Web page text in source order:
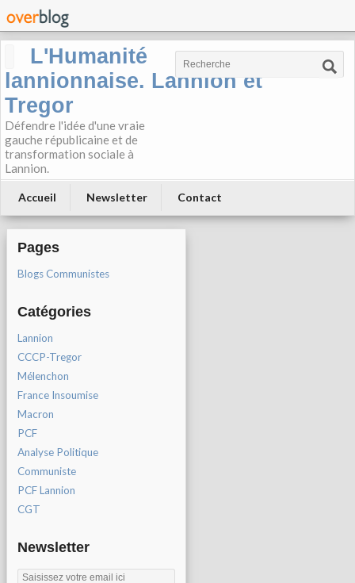
L'Humanité
lannionnaise. Lannion et
Tregor
Défendre l'idée d'une vraie
gauche républicaine et de
transformation sociale à
Lannion.
Accueil Newsletter Contact
Pages
Blogs Communistes
Catégories
Lannion
CCCP-Tregor
Mélenchon
France Insoumise
Macron
PCF
Analyse Politique
Communiste
PCF Lannion
CGT
Newsletter